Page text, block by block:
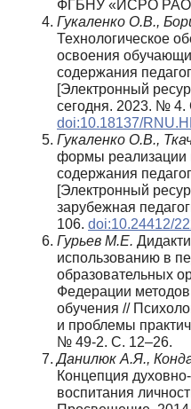
ФГБНУ «ИСРО
Гукаленко О.В.,
Технологическое
освоения
содержания
[Электронный
сегодня. 2023. № 4.
doi:10.18137/
Гукаленко О.В.,
формы реализации
содержания
[Электронный
зарубежная
106. doi:10.24412/
Гурьев М.Е.
использованию в
образовательных
Федерации методов
обучения //
и проблемы
№ 49-2. С. 12–26.
Данилюк А.Я.,
Концепция
воспитания